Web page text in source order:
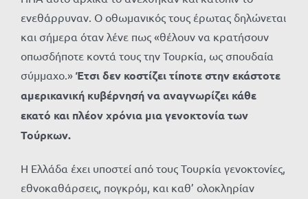
ενεθάρρυναν. Ο οθωμανικός τους έρωτας δηλώνεται
και σήμερα όταν λένε πως «θέλουν να κρατήσουν
οπωσδήποτε κοντά τους την Τουρκία, ως σπουδαία
σύμμαχο.» Έτσι δεν κοστίζει τίποτε στην εκάστοτε
αμερικανική κυβέρνησή να αναγνωρίζει κάθε
εκατό και πλέον χρόνια μια γενοκτονία των
Τούρκων.
Η Ελλάδα έχει υποστεί από τους Τουρκία γενοκτονίες,
εθνοκαθάρσεις, πογκρόμ, και καθ’ ολοκληρίαν